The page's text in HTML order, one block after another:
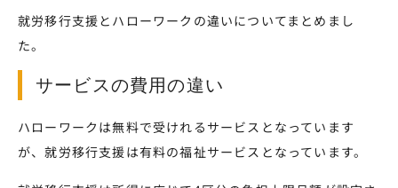
就労移行支援とハローワークの違いについてまとめまし
た。
サービスの費用の違い
ハローワークは無料で受けれるサービスとなっています
が、就労移行支援は有料の福祉サービスとなっています。